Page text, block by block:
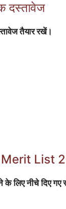
दस्तावेज
तैयार रखें।
Merit List
नीचे दिए गए